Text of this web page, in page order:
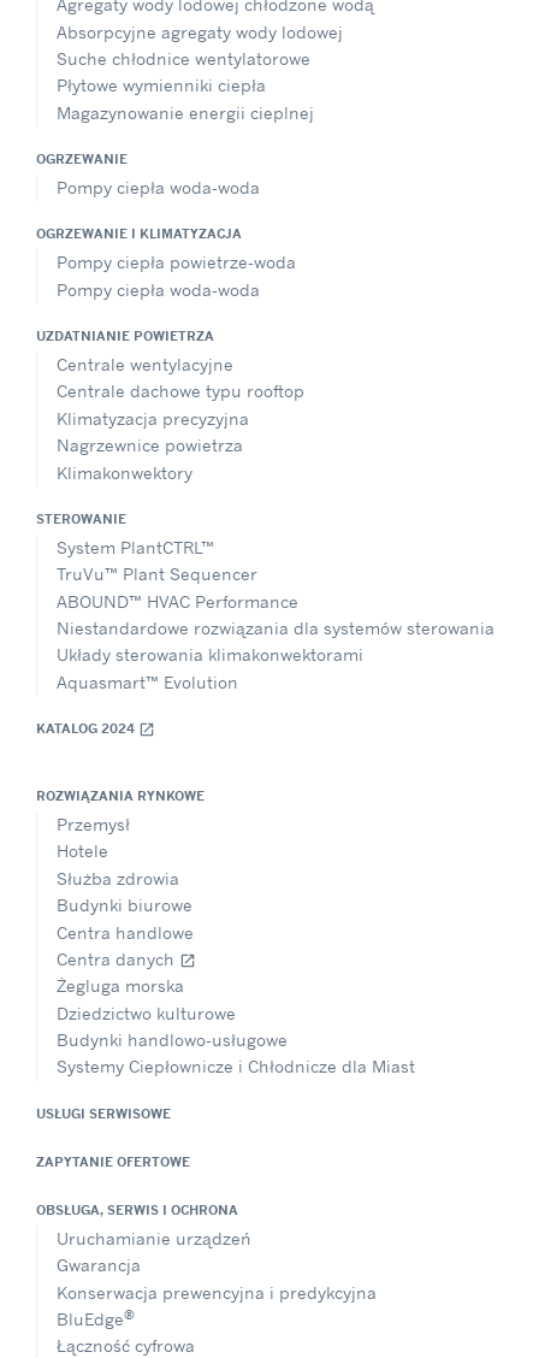
Agregaty wody lodowej chłodzone wodą
Absorpcyjne agregaty wody lodowej
Suche chłodnice wentylatorowe
Płytowe wymienniki ciepła
Magazynowanie energii cieplnej
OGRZEWANIE
Pompy ciepła woda-woda
OGRZEWANIE I KLIMATYZACJA
Pompy ciepła powietrze-woda
Pompy ciepła woda-woda
UZDATNIANIE POWIETRZA
Centrale wentylacyjne
Centrale dachowe typu rooftop
Klimatyzacja precyzyjna
Nagrzewnice powietrza
Klimakonwektory
STEROWANIE
System PlantCTRL™
TruVu™ Plant Sequencer
ABOUND™ HVAC Performance
Niestandardowe rozwiązania dla systemów sterowania
Układy sterowania klimakonwektorami
Aquasmart™ Evolution
KATALOG 2024 open_in_new
ROZWIĄZANIA RYNKOWE
Przemysł
Hotele
Służba zdrowia
Budynki biurowe
Centra handlowe
Centra danych open_in_new
Żegluga morska
Dziedzictwo kulturowe
Budynki handlowo-usługowe
Systemy Ciepłownicze i Chłodnicze dla Miast
USŁUGI SERWISOWE
ZAPYTANIE OFERTOWE
OBSŁUGA, SERWIS I OCHRONA
Uruchamianie urządzeń
Gwarancja
Konserwacja prewencyjna i predykcyjna
BluEdge®
Łączność cyfrowa